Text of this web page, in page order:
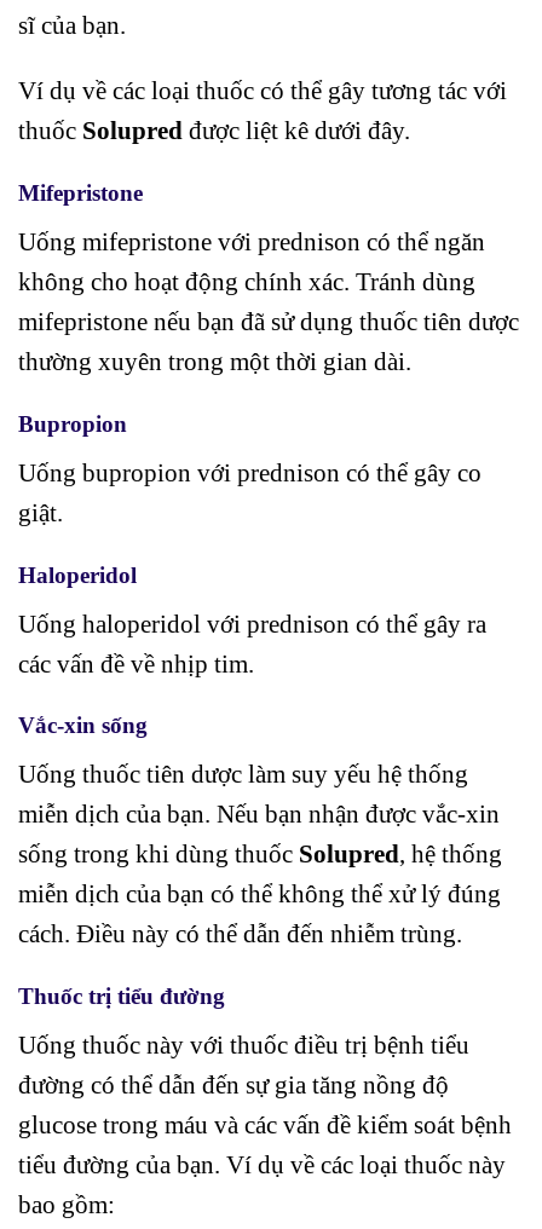
sĩ của bạn.
Ví dụ về các loại thuốc có thể gây tương tác với
thuốc Solupred được liệt kê dưới đây.
Mifepristone
Uống mifepristone với prednison có thể ngăn
không cho hoạt động chính xác. Tránh dùng
mifepristone nếu bạn đã sử dụng thuốc tiên dược
thường xuyên trong một thời gian dài.
Bupropion
Uống bupropion với prednison có thể gây co
giật.
Haloperidol
Uống haloperidol với prednison có thể gây ra
các vấn đề về nhịp tim.
Vắc-xin sống
Uống thuốc tiên dược làm suy yếu hệ thống
miễn dịch của bạn. Nếu bạn nhận được vắc-xin
sống trong khi dùng thuốc Solupred, hệ thống
miễn dịch của bạn có thể không thể xử lý đúng
cách. Điều này có thể dẫn đến nhiễm trùng.
Thuốc trị tiểu đường
Uống thuốc này với thuốc điều trị bệnh tiểu
đường có thể dẫn đến sự gia tăng nồng độ
glucose trong máu và các vấn đề kiểm soát bệnh
tiểu đường của bạn. Ví dụ về các loại thuốc này
bao gồm: